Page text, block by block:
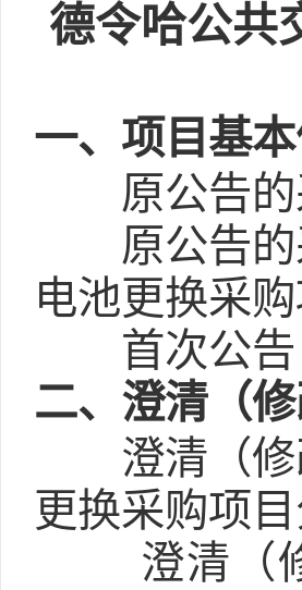
德令哈公共
一、项目基本
原公告
原公告
电池更换采购
首次公告
二、澄清（
澄清（
更换采购项
澄清（